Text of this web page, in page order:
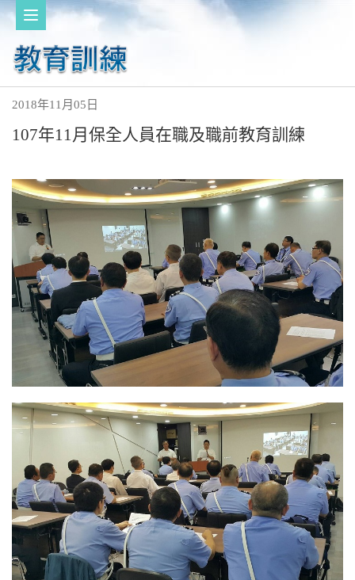
2018年11月05日
107年11月保全人員在職及職前教育訓練